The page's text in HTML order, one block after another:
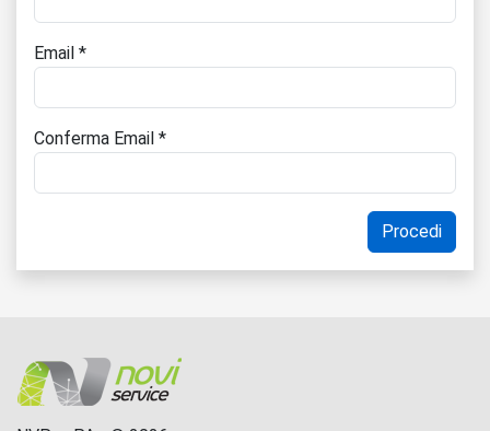
Email *
Conferma Email *